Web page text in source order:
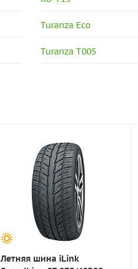
Turanza Eco
Turanza T005
Летняя шина iLink